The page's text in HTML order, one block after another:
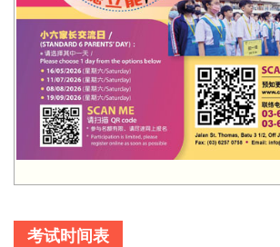
考试时间表